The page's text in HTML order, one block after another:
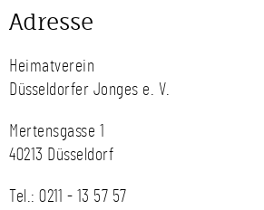
Adresse
Heimatverein
Düsseldorfer Jonges e. V.
Mertensgasse 1
40213 Düsseldorf
Tel.: 0211 - 13 57 57